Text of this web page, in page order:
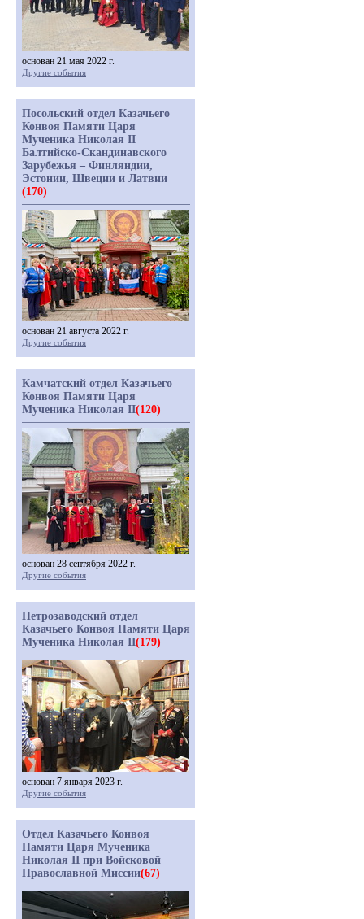
основан 21 мая 2022 г.
Другие события
Посольский отдел Казачьего
Конвоя Памяти Царя
Мученика Николая II
Балтийско-Скандинавского
Зарубежья – Финляндии,
Эстонии, Швеции и Латвии
(170)
основан 21 августа 2022 г.
Другие события
Камчатский отдел Казачьего
Конвоя Памяти Царя
Мученика Николая II(120)
основан 28 сентября 2022 г.
Другие события
Петрозаводский отдел
Казачьего Конвоя Памяти Царя
Мученика Николая II(179)
основан 7 января 2023 г.
Другие события
Отдел Казачьего Конвоя
Памяти Царя Мученика
Николая II при Войсковой
Православной Миссии(67)